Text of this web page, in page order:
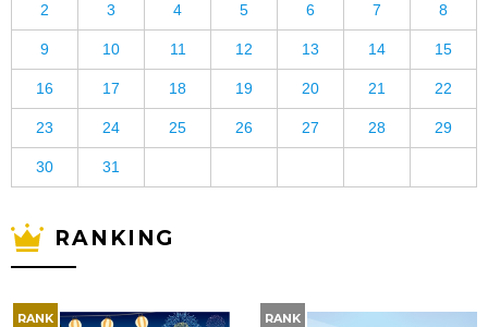
2 3 4 5 6 7 8
9 10 11 12 13 14 15
16 17 18 19 20 21 22
23 24 25 26 27 28 29
30 31
RANKING